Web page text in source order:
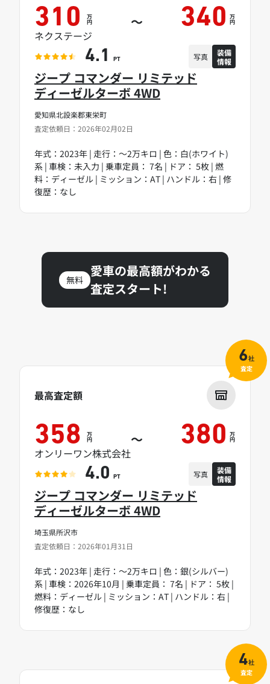
愛知県北設楽郡東栄町
査定依頼日：2026年02月02日
ジープ コマンダー リミテッド
ディーゼルターボ 4WD
年式：2023年 | 走行：～2万キロ | 色：白(ホワイト)
系 | 車検：未入力 | 乗車定員： 7名 | ドア： 5枚 | 燃
料：ディーゼル | ミッション：AT | ハンドル：右 | 修
復歴：なし
310 万
円 ～ 340 万
円
ネクステージ
4.1 PT 写真
装備
情報
無料
愛車の最高額がわかる
査定スタート!
埼玉県所沢市
査定依頼日：2026年01月31日
ジープ コマンダー リミテッド
ディーゼルターボ 4WD
年式：2023年 | 走行：～2万キロ | 色：銀(シルバー)
系 | 車検：2026年10月 | 乗車定員： 7名 | ドア： 5枚 |
燃料：ディーゼル | ミッション：AT | ハンドル：右 |
修復歴：なし
最高査定額
358 万
円 ～ 380 万
円
オンリーワン株式会社
4.0 PT 写真
装備
情報
6社
査定
4社
査定